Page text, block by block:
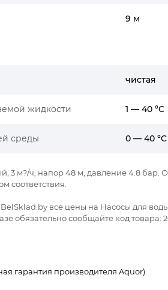
9 м
чистая
жидкости 1 — 40 °C
среды 0 — 40 °C
3 м?/ч, напор 48 м, давление 4.8 бар.
соответствия.
все цены на Насосы для
обязательно сообщайте код товара:
гарантия производителя Aquor).